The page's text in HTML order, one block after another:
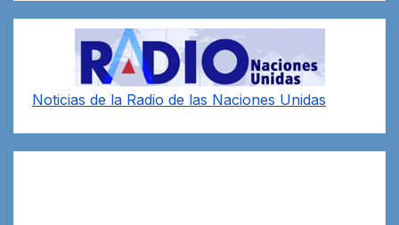
Noticias de la Radio de las Naciones Unidas